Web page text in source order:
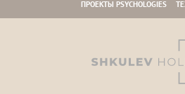
ПРОЕКТЫ PSYCHOLOGIES